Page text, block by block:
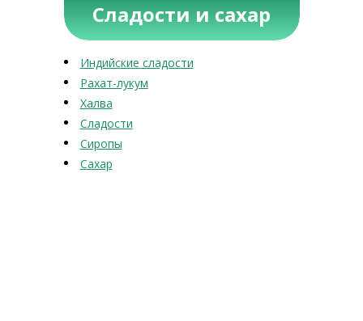
Сладости и сахар
Индийские сладости
Рахат-лукум
Халва
Сладости
Сиропы
Сахар